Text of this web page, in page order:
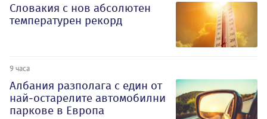
Словакия с нов абсолютен
температурен рекорд
9 часа
Албания разполага с един от
най-остарелите автомобилни
паркове в Европа